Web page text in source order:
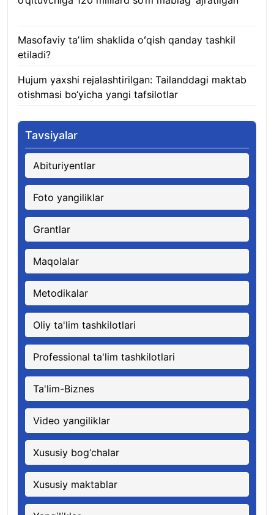
Masofaviy taʼlim shaklida oʻqish qanday tashkil
etiladi?
Hujum yaxshi rejalashtirilgan: Tailanddagi maktab
otishmasi bo‘yicha yangi tafsilotlar
Tavsiyalar
Abituriyentlar
Foto yangiliklar
Grantlar
Maqolalar
Metodikalar
Oliy ta'lim tashkilotlari
Professional ta'lim tashkilotlari
Ta'lim-Biznes
Video yangiliklar
Xususiy bog‘chalar
Xususiy maktablar